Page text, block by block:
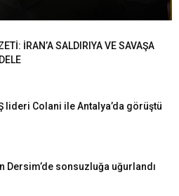
İRAN’A SALDIRIYA VE SAVAŞA
lideri Colani ile Antalya’da görüştü
Dersim’de sonsuzluğa uğurlandı